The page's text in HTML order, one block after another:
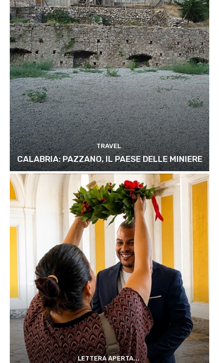
TRAVEL
CALABRIA: PAZZANO, IL PAESE DELLE MINIERE
LETTERA APERTA...